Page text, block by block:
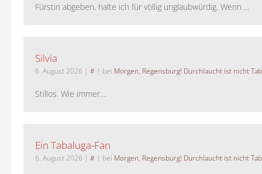
Fürstin abgeben, halte ich für völlig unglaubwürdig. Wenn ...
Silvia
6. August 2026 | # | bei Morgen, Regensburg! Durchlaucht ist nicht
Stillos. Wie immer....
Ein Tabaluga-Fan
6. August 2026 | # | bei Morgen, Regensburg! Durchlaucht ist nicht